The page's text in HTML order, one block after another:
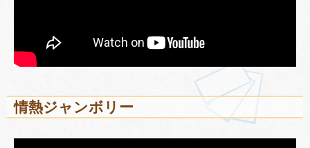
情熱ジャンボリー